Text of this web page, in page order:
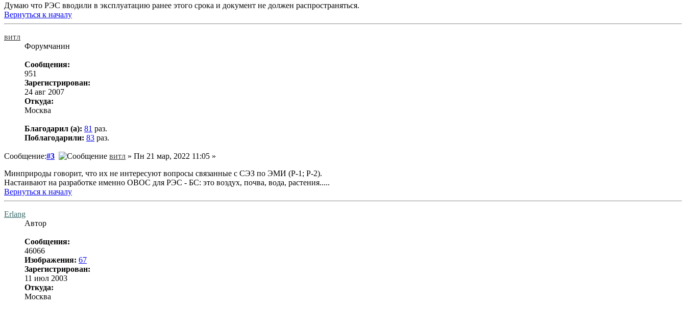
Думаю что РЭС вводили в эксплуатацию ранее этого срока и документ не должен распространяться.
Вернуться к началу
витл
Форумчанин
Сообщения:
951
Зарегистрирован:
24 авг 2007
Откуда:
Москва
Благодарил (а): 81 раз.
Поблагодарили: 83 раз.
Сообщение:#3 витл » Пн 21 мар, 2022 11:05 »
Минприроды говорит, что их не интересуют вопросы связанные с СЭЗ по ЭМИ (Р-1; Р-2).
Настаивают на разработке именно ОВОС для РЭС - БС: это воздух, почва, вода, растения.....
Вернуться к началу
Erlang
Автор
Сообщения:
46066
Изображения: 67
Зарегистрирован:
11 июл 2003
Откуда:
Москва